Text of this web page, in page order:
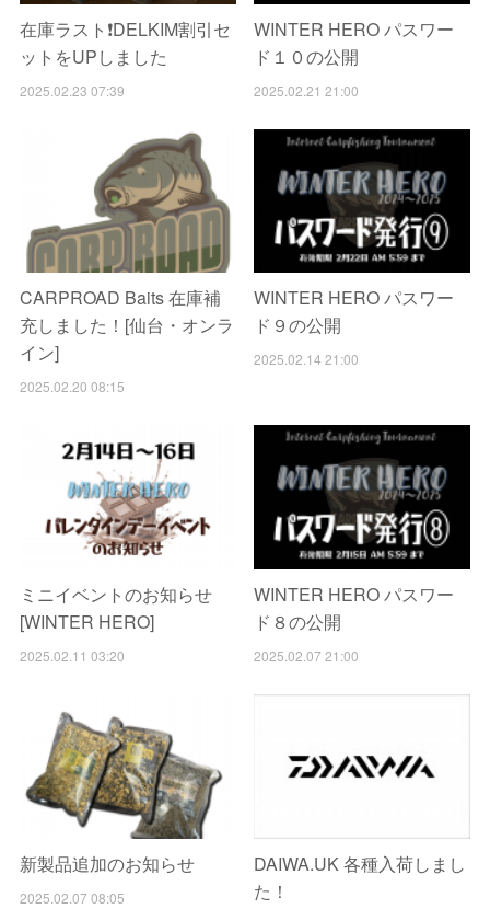
在庫ラスト❗️DELKIM割引セ
ットをUPしました
2025.02.23 07:39
WINTER HERO パスワー
ド１０の公開
2025.02.21 21:00
CARPROAD Baits 在庫補
充しました！[仙台・オンラ
イン]
2025.02.20 08:15
WINTER HERO パスワー
ド９の公開
2025.02.14 21:00
ミニイベントのお知らせ
[WINTER HERO]
2025.02.11 03:20
WINTER HERO パスワー
ド８の公開
2025.02.07 21:00
新製品追加のお知らせ
2025.02.07 08:05
DAIWA.UK 各種入荷しまし
た！